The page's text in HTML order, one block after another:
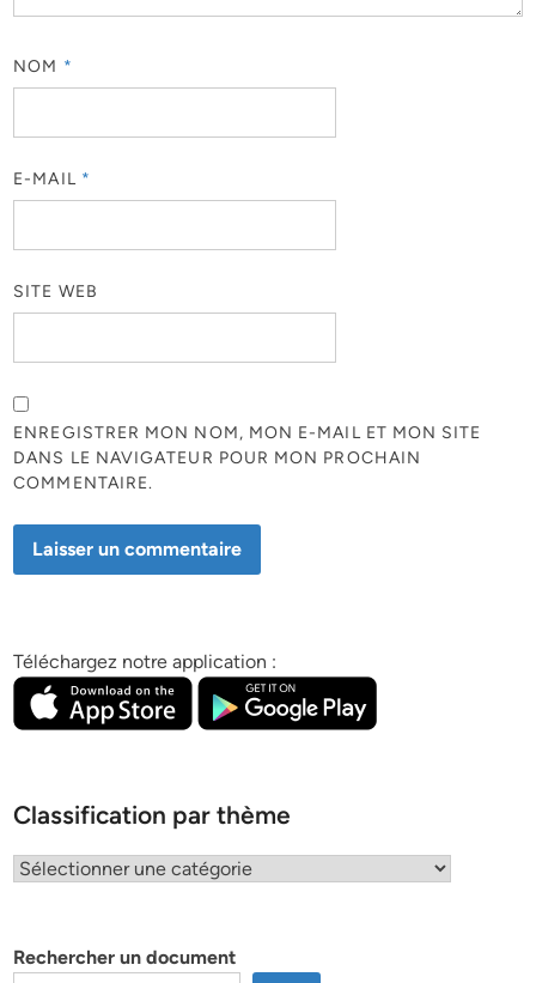
NOM *
E-MAIL *
SITE WEB
ENREGISTRER MON NOM, MON E-MAIL ET MON SITE
DANS LE NAVIGATEUR POUR MON PROCHAIN
COMMENTAIRE.
Téléchargez notre application :
Classification par thème
Classification
Rechercher un document